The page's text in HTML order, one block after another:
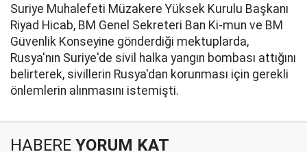
Suriye Muhalefeti Müzakere Yüksek Kurulu Başkanı
Riyad Hicab, BM Genel Sekreteri Ban Ki-mun ve BM
Güvenlik Konseyine gönderdiği mektuplarda,
Rusya'nın Suriye'de sivil halka yangın bombası attığını
belirterek, sivillerin Rusya'dan korunması için gerekli
önlemlerin alınmasını istemişti.
HABERE YORUM KAT